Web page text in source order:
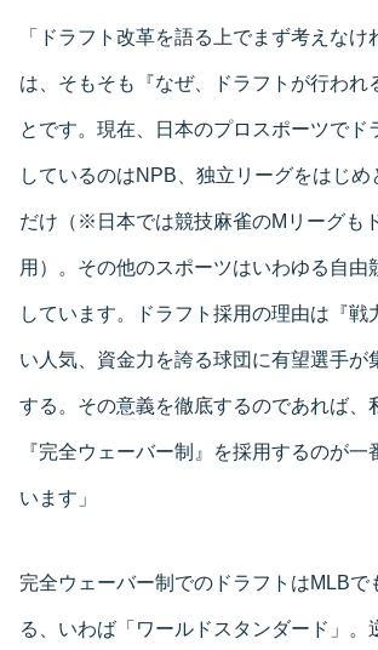
「ドラフト改革を語る上でまず考えなけ
は、そもそも『なぜ、ドラフトが行われ
とです。現在、日本のプロスポーツでド
しているのはNPB、独立リーグをはじめ
だけ（※日本では競技麻雀のMリーグも
用）。その他のスポーツはいわゆる自由
しています。ドラフト採用の理由は『戦
い人気、資金力を誇る球団に有望選手が
する。その意義を徹底するのであれば、
『完全ウェーバー制』を採用するのが一
います」
完全ウェーバー制でのドラフトはMLBで
る、いわば「ワールドスタンダード」。